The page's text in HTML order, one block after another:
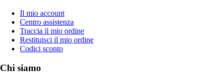
Il mio account
Centro assistenza
Traccia il mio ordine
Restituisci il mio ordine
Codici sconto
Chi siamo